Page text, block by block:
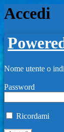
Accedi
Nome utente o
Password
Ricordami